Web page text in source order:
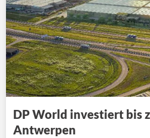
DP World investiert bis
Antwerpen